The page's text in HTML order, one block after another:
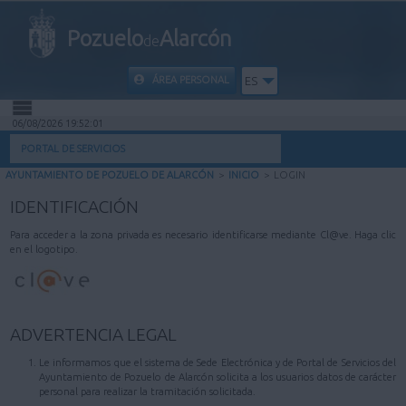
PozuelodeAlarcón
ÁREA PERSONAL ES
INICIO
MI CARPETA
INFORMACIÓN MUNICIPAL
AYUDA
06/08/2026 19:52:01
PORTAL DE SERVICIOS
AYUNTAMIENTO DE POZUELO DE ALARCÓN > INICIO > LOGIN
IDENTIFICACIÓN
Para acceder a la zona privada es necesario identificarse mediante Cl@ve. Haga clic
en el logotipo.
ADVERTENCIA LEGAL
Le informamos que el sistema de Sede Electrónica y de Portal de Servicios del
Ayuntamiento de Pozuelo de Alarcón solicita a los usuarios datos de carácter
personal para realizar la tramitación solicitada.